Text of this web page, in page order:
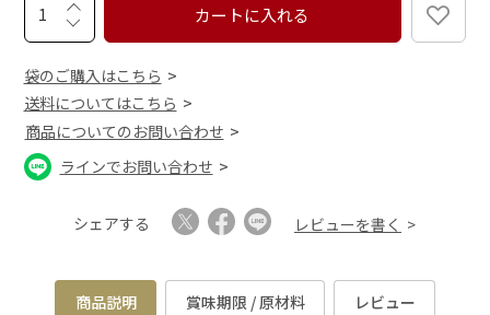
カートに入れる
袋のご購入はこちら
送料についてはこちら
商品についてのお問い合わせ
ラインでお問い合わせ
シェアする レビューを書く
商品説明 賞味期限 / 原材料 レビュー